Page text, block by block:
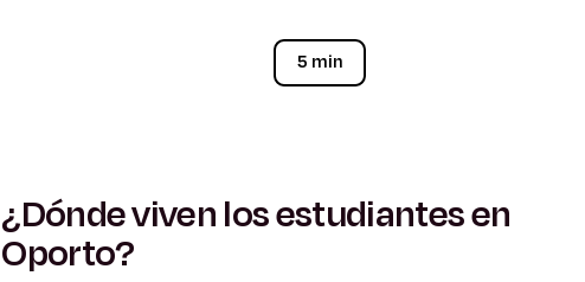
5 min
¿Dónde viven los estudiantes en
Oporto?